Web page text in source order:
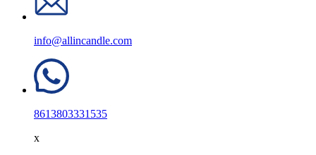
info@allincandle.com
8613803331535
x